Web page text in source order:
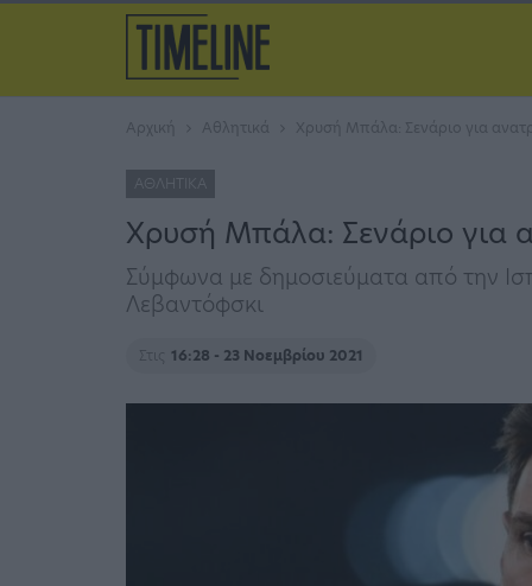
Αρχική Αθλητικά Χρυσή Μπάλα: Σενάριο για
ΑΘΛΗΤΙΚΆ
Χρυσή Μπάλα: Σενάριο για
Σύμφωνα με δημοσιεύματα από την
Λεβαντόφσκι
Στις 16:28 - 23 Νοεμβρίου 2021